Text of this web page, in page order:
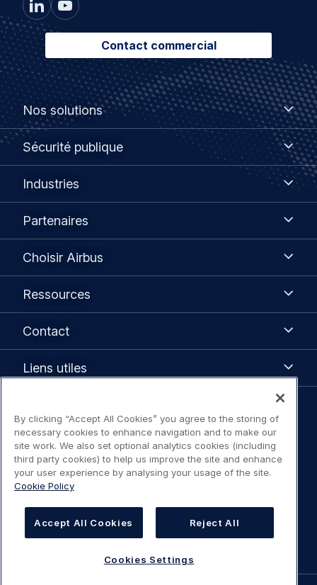
Contact commercial
Footer
menu
Nos solutions
Nos
solutions
Sécurité publique
Sécurité
Industries
Partenaires
Choisir Airbus
Ressources
Contact
Liens utiles
utiles
Legal
navigation
Avis de confidentialité
Déclaration sur l'accessibilité
Cookies Settings
By clicking “Accept All Cookies” you agree to the storing of
necessary cookies to enhance navigation and to make our
site work. We also set optional analytics cookies (including
third party cookies) to help us improve the site and enhance
your user experience by analysing your usage of the site.
Cookie Policy
Accept All Cookies Reject All
Cookies Settings